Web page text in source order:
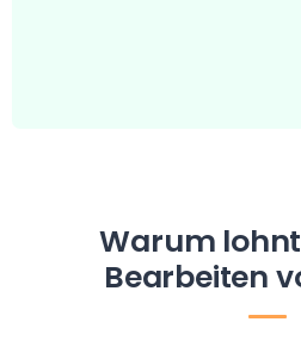
Warum
Bearbeiten